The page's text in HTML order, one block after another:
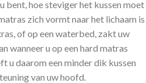
bent, hoe steviger het kussen moet
zich vormt naar het lichaam is
of op een waterbed, zakt uw
wanneer u op een hard matras
u daarom een minder dik kussen
van uw hoofd.